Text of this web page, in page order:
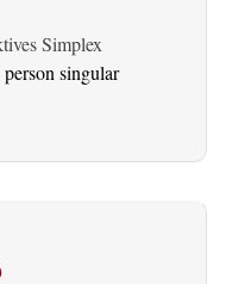
Simplex
singular